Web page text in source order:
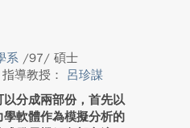
系 /97/ 碩士
指導教授： 呂珍謀
以分成兩部份，首先以
軟體作為模擬分析的